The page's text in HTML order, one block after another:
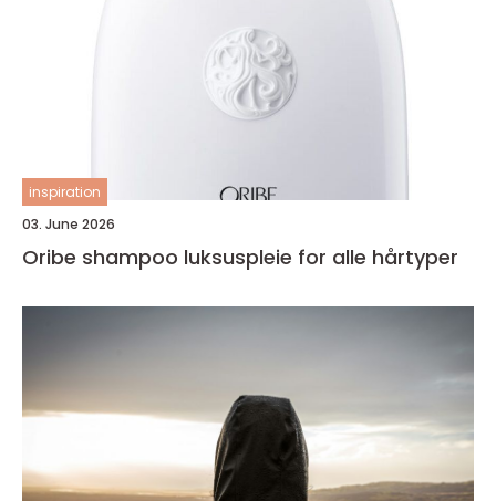
inspiration
03. June 2026
Oribe shampoo luksuspleie for alle hårtyper